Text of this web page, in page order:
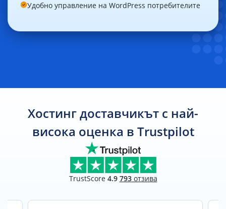
Удобно управление на WordPress потребителите
Хостинг доставчикът с най-
висока оценка в Trustpilot
TrustScore 4.9 793отзива